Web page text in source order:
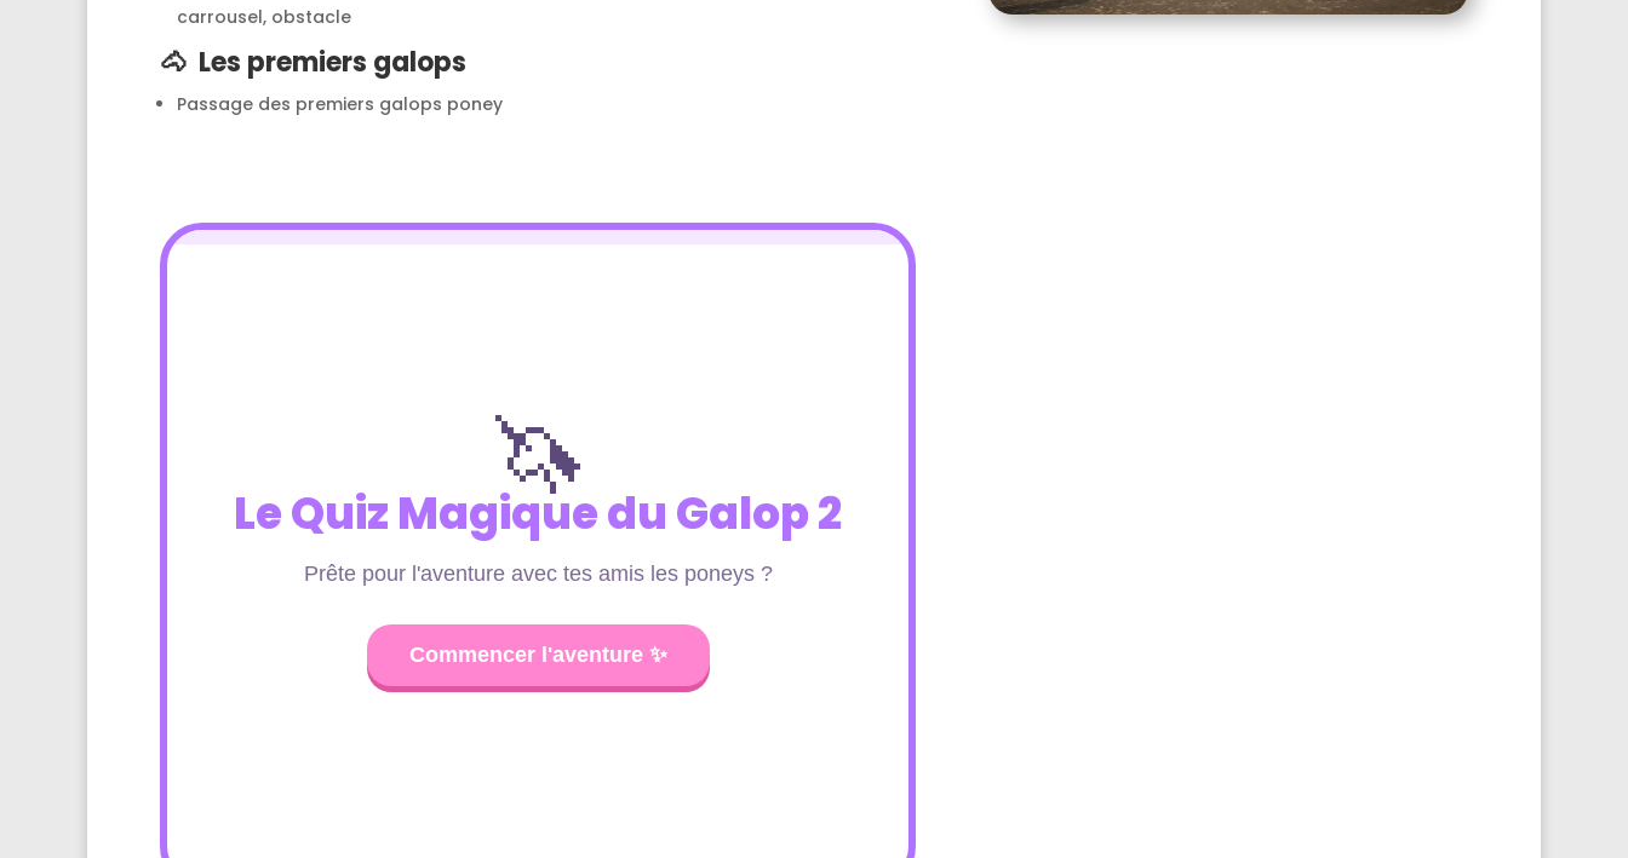
carrousel, obstacle
🐴 Les premiers galops
Passage des premiers galops poney
🦄
Le Quiz Magique du Galop 2
Prête pour l'aventure avec tes amis les poneys ?
Commencer l'aventure ✨